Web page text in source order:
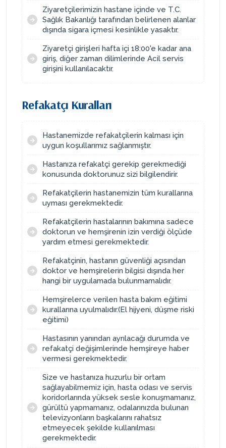
Ziyaretçilerimizin hastane içinde ve T.C.
Sağlık Bakanlığı tarafından belirlenen alanlar
dışında sigara içmesi kesinlikle yasaktır.
Ziyaretçi girişleri hafta içi 18:00'e kadar ana
giriş, diğer zaman dilimlerinde Acil servis
girişini kullanılacaktır.
Refakatçı Kuralları
Hastanemizde refakatçilerin kalması için
uygun koşullarımız sağlanmıştır.
Hastanıza refakatçi gerekip gerekmediği
konusunda doktorunuz sizi bilgilendirir.
Refakatçilerin hastanemizin tüm kurallarına
uyması gerekmektedir.
Refakatçilerin hastalarının bakımına sadece
doktorun ve hemşirenin izin verdiği ölçüde
yardım etmesi gerekmektedir.
Refakatçinin, hastanın güvenliği açısından
doktor ve hemşirelerin bilgisi dışında her
hangi bir uygulamada bulunmamalıdır.
Hemşirelerce verilen hasta bakım eğitimi
kurallarına uyulmalıdır.(El hijyeni, düşme riski
eğitimi)
Hastasının yanından ayrılacağı durumda ve
refakatçi değişimlerinde hemşireye haber
vermesi gerekmektedir.
Size ve hastanıza huzurlu bir ortam
sağlayabilmemiz için, hasta odası ve servis
koridorlarında yüksek sesle konuşmamanız,
gürültü yapmamanız, odalarınızda bulunan
televizyonların başkalarını rahatsız
etmeyecek şekilde kullanılması
gerekmektedir.